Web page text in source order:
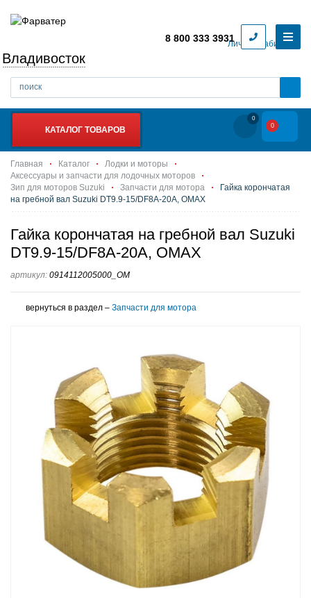
Личный кабинет
Владивосток
8 800 333 3931
КАТАЛОГ ТОВАРОВ
0
0
Главная Каталог
Лодки и моторы
Аксессуары и запчасти для лодочных моторов
Зип для моторов Suzuki
Запчасти для мотора
Гайка корончатая
на гребной вал Suzuki DT9.9-15/DF8A-20A, OMAX
Гайка корончатая на гребной вал Suzuki
DT9.9-15/DF8A-20A, OMAX
артикул: 0914112005000_OM
вернуться в раздел – Запчасти для мотора